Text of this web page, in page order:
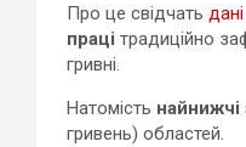
Про це свідчать дані
праці традиційно
гривні.
Натомість найнижчі
гривень) областей.